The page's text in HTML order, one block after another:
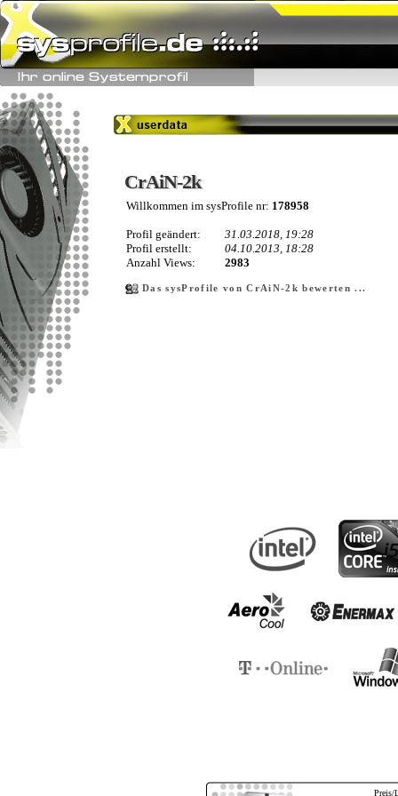
CrAiN-2k
CrAiN-2k
Willkommen im sysProfile nr: 178958
Profil geändert:
31.03.2018, 19:28
Profil erstellt:
04.10.2013, 18:28
Anzahl Views:
2983
Das sysProfile von CrAiN-2k bewerten ...
Preis/